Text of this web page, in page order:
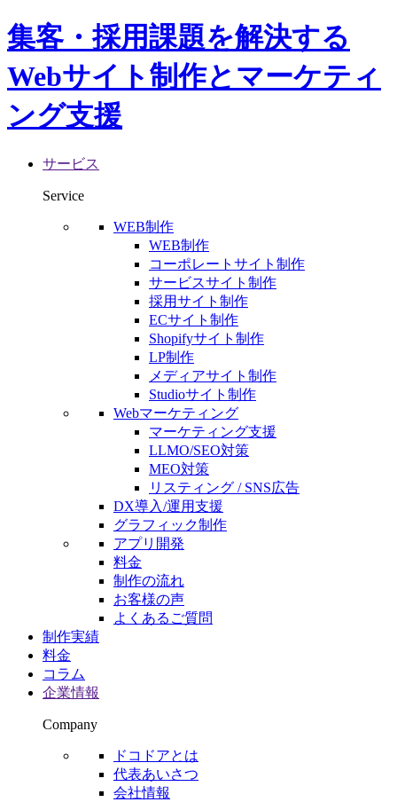
集客・採用課題を解決する
Webサイト制作とマーケティ
ング支援
サービス
Service
WEB制作
WEB制作
コーポレートサイト制作
サービスサイト制作
採用サイト制作
ECサイト制作
Shopifyサイト制作
LP制作
メディアサイト制作
Studioサイト制作
Webマーケティング
マーケティング支援
LLMO/SEO対策
MEO対策
リスティング / SNS広告
DX導入/運用支援
グラフィック制作
アプリ開発
料金
制作の流れ
お客様の声
よくあるご質問
制作実績
料金
コラム
企業情報
Company
ドコドアとは
代表あいさつ
会社情報